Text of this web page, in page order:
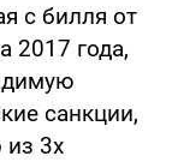
с билля от
2017 года,
санкции,
из 3х